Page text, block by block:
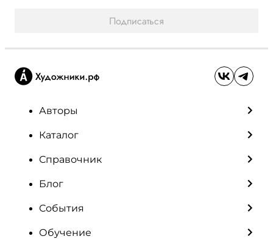
Подписаться
Авторы
Каталог
Справочник
Блог
События
Обучение